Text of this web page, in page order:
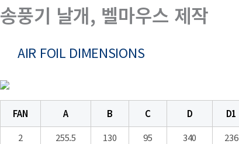
송풍기 날개, 벨마우스 제작
AIR FOIL DIMENSIONS
FAN A B C D D1
2
255.5 130 95 340 236